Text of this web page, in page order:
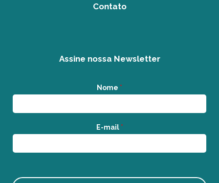
Contato
Assine nossa Newsletter
Nome *
E-mail *